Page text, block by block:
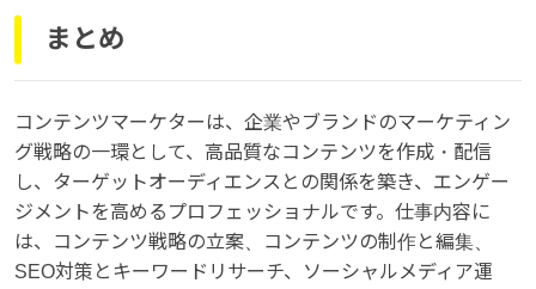
まとめ
コンテンツマーケターは、企業やブランドのマーケティン
グ戦略の一環として、高品質なコンテンツを作成・配信
し、ターゲットオーディエンスとの関係を築き、エンゲー
ジメントを高めるプロフェッショナルです。仕事内容に
は、コンテンツ戦略の立案、コンテンツの制作と編集、
SEO対策とキーワードリサーチ、ソーシャルメディア運